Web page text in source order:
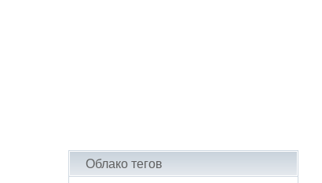
Облако тегов